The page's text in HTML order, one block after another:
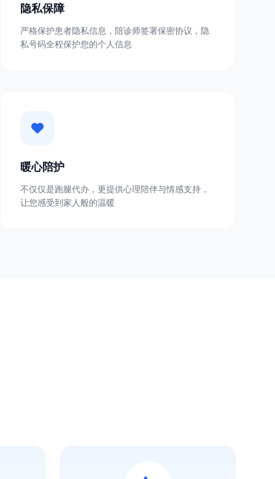
隐私保障
严格保护患者隐私信息，陪诊师签署保密协议，隐
私号码全程保护您的个人信息
暖心陪护
不仅仅是跑腿代办，更提供心理陪伴与情感支持，
让您感受到家人般的温暖